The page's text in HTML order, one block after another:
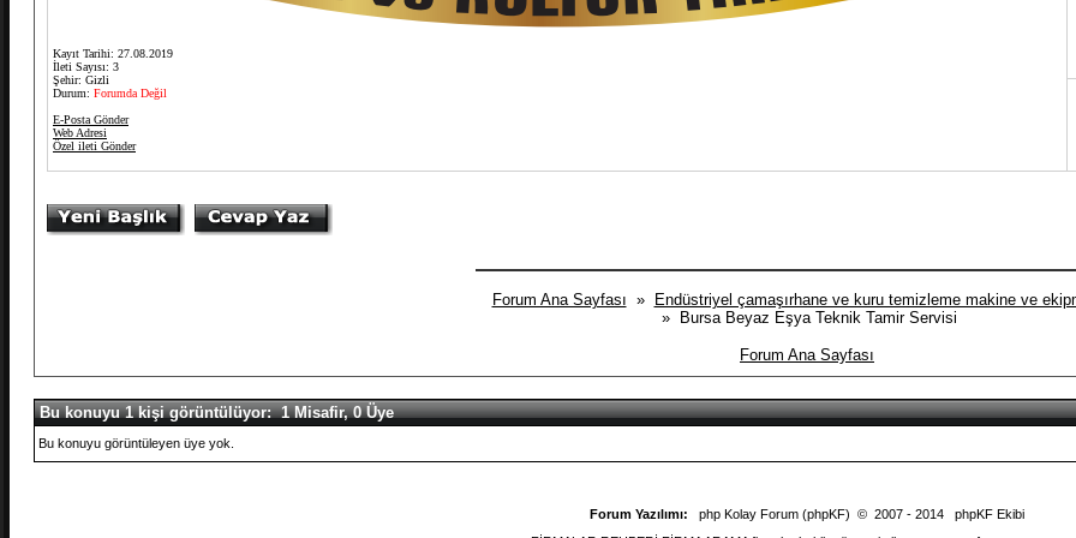
Kayıt Tarihi: 27.08.2019
İleti Sayısı: 3
Şehir: Gizli
Durum: Forumda Değil
E-Posta Gönder
Web Adresi
Özel ileti Gönder
Forum Ana Sayfası »
Endüstriyel çamaşırhane ve kuru temizleme makine ve
» Bursa Beyaz Eşya Teknik Tamir Servisi
Forum Ana Sayfası
Bu konuyu 1 kişi görüntülüyor: 1 Misafir, 0 Üye
Bu konuyu görüntüleyen üye yok.
Forum Yazılımı: php Kolay Forum (phpKF) © 2007 - 2014 phpKF Ekibi